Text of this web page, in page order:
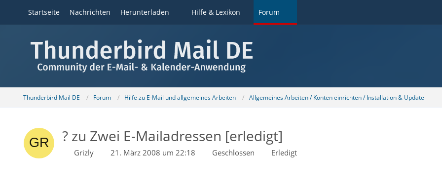
Startseite Nachrichten Herunterladen Hilfe & Lexikon Forum
Thunderbird Mail DE Forum Hilfe zu E-Mail und allgemeines Arbeiten Allgemeines Arbeiten / Konten einrichten / Installation & Update
? zu Zwei E-Mailadressen [erledigt]
Grizly 21. März 2008 um 22:18 Geschlossen Erledigt